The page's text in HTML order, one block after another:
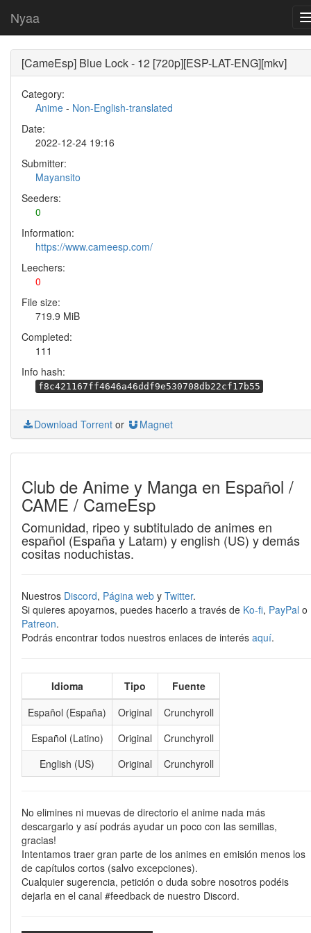
Nyaa
[CameEsp] Blue Lock - 12 [720p][ESP-LAT-ENG][mkv]
Category:
Anime - Non-English-translated
Date:
2022-12-24 19:16
Submitter:
Mayansito
Seeders:
0
Information:
https://www.cameesp.com/
Leechers:
0
File size:
719.9 MiB
Completed:
111
Info hash:
f8c421167ff4646a46ddf9e530708db22cf17b55
Download Torrent or Magnet
Club de Anime y Manga en Español /
CAME / CameEsp
Comunidad, ripeo y subtitulado de animes en
español (España y Latam) y english (US) y demás
cositas noduchistas.
Nuestros Discord, Página web y Twitter.
Si quieres apoyarnos, puedes hacerlo a través de Ko-fi, PayPal o
Patreon.
Podrás encontrar todos nuestros enlaces de interés aquí.
Idioma Tipo
Fuente
Español (España)
Original
Crunchyroll
Español (Latino)
Original
Crunchyroll
English (US)
Original Crunchyroll
No elimines ni muevas de directorio el anime nada más
descargarlo y así podrás ayudar un poco con las semillas,
gracias!
Intentamos traer gran parte de los animes en emisión menos los
de capítulos cortos (salvo excepciones).
Cualquier sugerencia, petición o duda sobre nosotros podéis
dejarla en el canal #feedback de nuestro Discord.